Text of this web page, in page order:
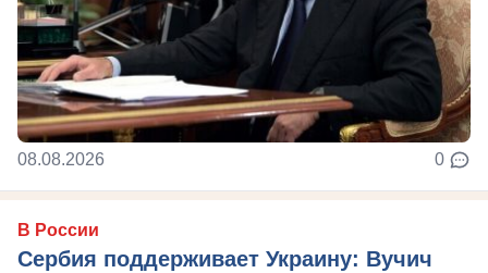
08.08.2026 0
В России
Сербия поддерживает Украину: Вучич